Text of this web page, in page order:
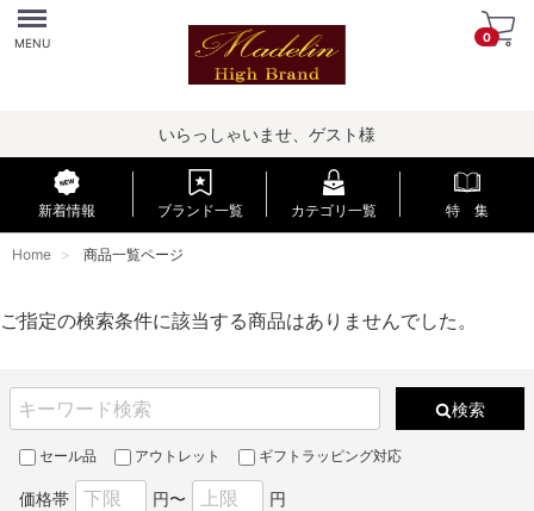
Menu
MENU 0
いらっしゃいませ、ゲスト様
新着情報 ブランド一覧 カテゴリ一覧 特 集
Home 商品一覧ページ
ご指定の検索条件に該当する商品はありませんでした。
検索
セール品 アウトレット ギフトラッピング対応
価格帯 円〜 円